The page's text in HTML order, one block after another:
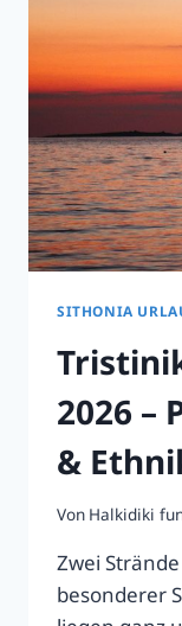
SITHONIA
2026 –
&
Von Halkidiki
Zwei
besonderer